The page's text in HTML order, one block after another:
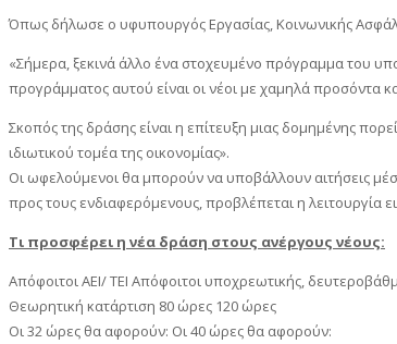
Όπως δήλωσε ο υφυπουργός Εργασίας, Κοινωνικής
«Σήμερα, ξεκινά άλλο ένα στοχευμένο πρόγραμμα του
προγράμματος αυτού είναι οι νέοι με χαμηλά προσόντα
Σκοπός της δράσης είναι η επίτευξη μιας δομημένης
ιδιωτικού τομέα της οικονομίας».
Οι ωφελούμενοι θα μπορούν να υποβάλλουν αιτήσεις
προς τους ενδιαφερόμενους, προβλέπεται η λειτουργία
Τι προσφέρει η νέα δράση στους ανέργους νέους:
Απόφοιτοι ΑΕΙ/ ΤΕΙ Απόφοιτοι υποχρεωτικής,
Θεωρητική κατάρτιση 80 ώρες 120 ώρες
Οι 32 ώρες θα αφορούν: Οι 40 ώρες θα αφορούν: